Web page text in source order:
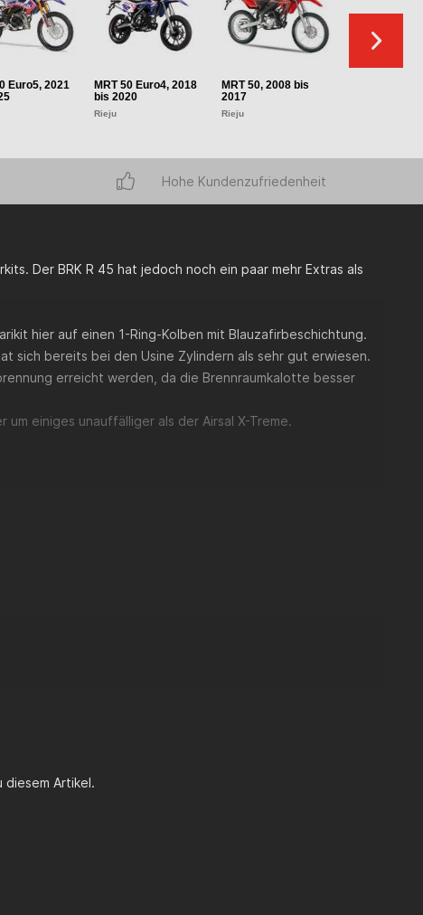
Euro5, 2021
MRT 50 Euro4, 2018
bis 2020
Rieju
MRT 50, 2008 bis
2017
Rieju
Hohe Kundenzufriedenheit
Der BRK R 45 hat jedoch noch ein paar mehr Extras als
hier auf einen 1-Ring-Kolben mit Blauzafirbeschichtung.
sich bereits bei den Usine Zylindern als sehr gut erwiesen.
erreicht werden, da die Brennraumkalotte besser
einiges unauffälliger als der Airsal X-Treme.
Artikel.